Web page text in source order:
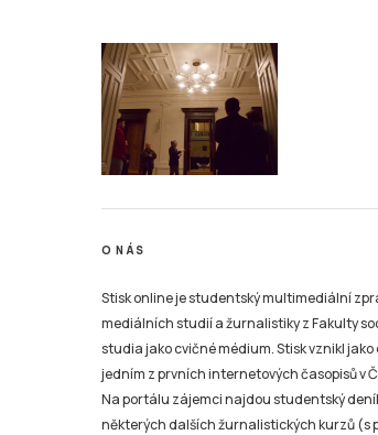
O NÁS
Stisk online je studentský multimediální
mediálních studií a žurnalistiky z Fakulty
studia jako cvičné médium. Stisk vznikl
jedním z prvních internetových časopisů v
Na portálu zájemci najdou studentský
některých dalších žurnalistických kurzů (s